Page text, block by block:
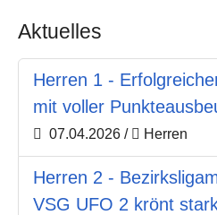
Aktuelles
Herren 1 -
mit voller
07.04.2026 / Herren
Herren 2 -
VSG UFO 2 krönt